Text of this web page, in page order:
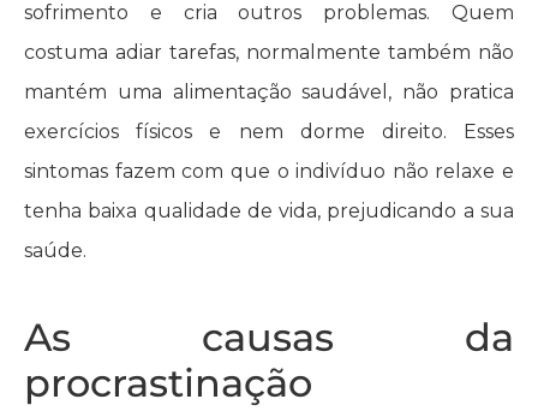
sofrimento e cria outros problemas. Quem
costuma adiar tarefas, normalmente também não
mantém uma alimentação saudável, não pratica
exercícios físicos e nem dorme direito. Esses
sintomas fazem com que o indivíduo não relaxe e
tenha baixa qualidade de vida, prejudicando a sua
saúde.
As causas da
procrastinação